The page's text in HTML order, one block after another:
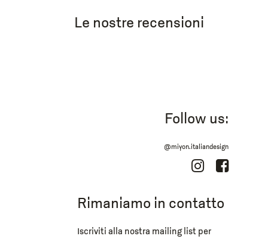
Le nostre recensioni
Follow us:
@miyon.italiandesign
Rimaniamo in contatto
Iscriviti alla nostra mailing list per